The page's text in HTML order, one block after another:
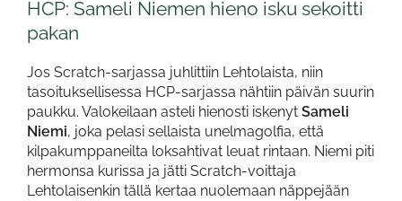
HCP: Sameli Niemen hieno isku sekoitti
pakan
Jos Scratch-sarjassa juhlittiin Lehtolaista, niin
tasoituksellisessa HCP-sarjassa nähtiin päivän suurin
paukku. Valokeilaan asteli hienosti iskenyt Sameli
Niemi, joka pelasi sellaista unelmagolfia, että
kilpakumppaneilta loksahtivat leuat rintaan. Niemi piti
hermonsa kurissa ja jätti Scratch-voittaja
Lehtolaisenkin tällä kertaa nuolemaan näppejään